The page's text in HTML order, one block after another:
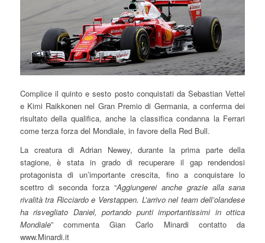
Complice il quinto e sesto posto conquistati da Sebastian Vettel
e Kimi Raikkonen nel Gran Premio di Germania, a conferma dei
risultato della qualifica, anche la classifica condanna la Ferrari
come terza forza del Mondiale, in favore della Red Bull.
La creatura di Adrian Newey, durante la prima parte della
stagione, è stata in grado di recuperare il gap rendendosi
protagonista di un’importante crescita, fino a conquistare lo
scettro di seconda forza “Aggiungerei anche grazie alla sana
rivalità tra Ricciardo e Verstappen. L’arrivo nel team dell’olandese
ha risvegliato Daniel, portando punti importantissimi in ottica
Mondiale” commenta Gian Carlo Minardi contatto da
www.Minardi.it